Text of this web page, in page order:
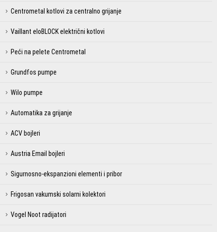
Centrometal kotlovi za centralno grijanje
Vaillant eloBLOCK električni kotlovi
Peći na pelete Centrometal
Grundfos pumpe
Wilo pumpe
Automatika za grijanje
ACV bojleri
Austria Email bojleri
Sigurnosno-ekspanzioni elementi i pribor
Frigosan vakumski solarni kolektori
Vogel Noot radijatori